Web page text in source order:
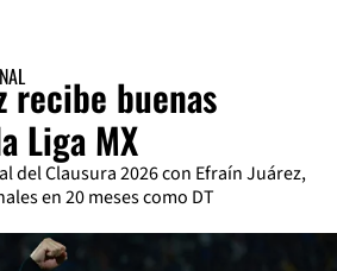
recibe buenas
Liga MX
del Clausura 2026 con Efraín Juárez,
en 20 meses como DT